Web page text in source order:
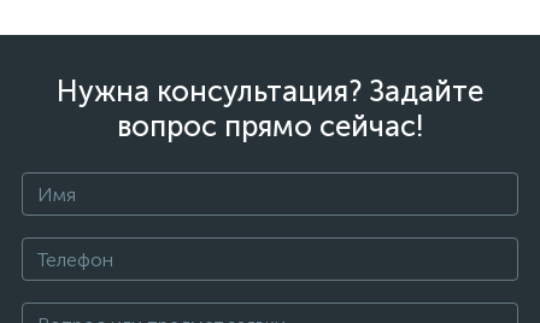
Нужна консультация? Задайте
вопрос прямо сейчас!